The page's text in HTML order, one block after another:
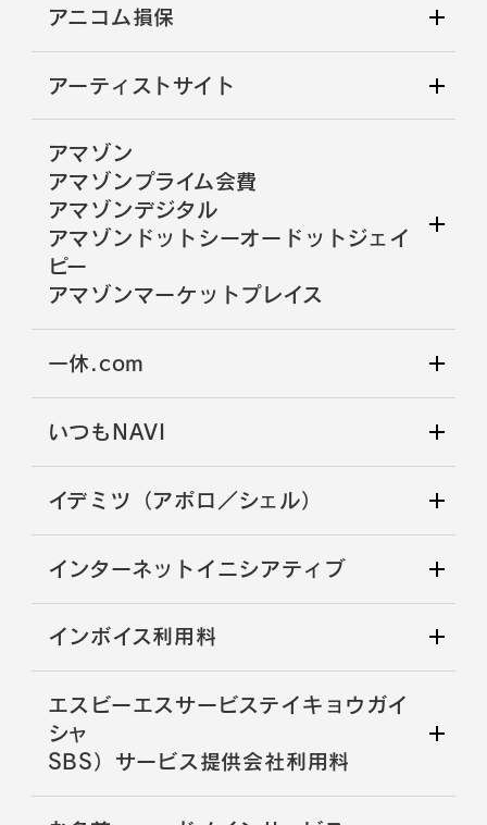
アニコム損保
アーティストサイト
アマゾン
アマゾンプライム会費
アマゾンデジタル
アマゾンドットシーオードットジェイ
ピー
アマゾンマーケットプレイス
一休.com
いつもNAVI
イデミツ（アポロ／シェル）
インターネットイニシアティブ
インボイス利用料
エスビーエスサービステイキョウガイ
シャ
SBS）サービス提供会社利用料